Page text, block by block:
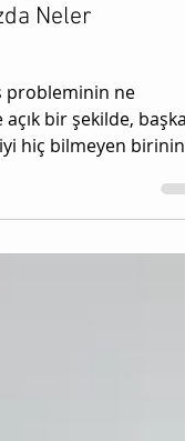
Neler
probleminin ne
bir şekilde, başka
hiç bilmeyen birinin